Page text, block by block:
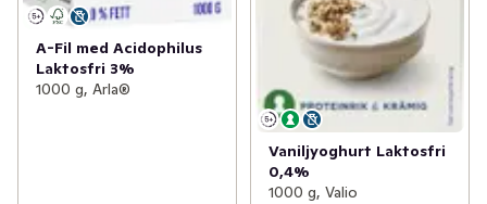
A-Fil med Acidophilus
Laktosfri 3%
1000 g, Arla®
Vaniljyoghurt Laktosfri
0,4%
1000 g, Valio